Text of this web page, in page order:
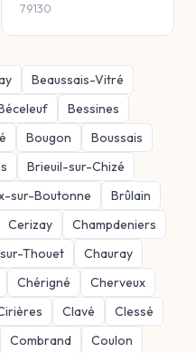
79130
Beaussais-Vitré
Bessines
Bougon
Boussais
Brieuil-sur-Chizé
sur-Boutonne
Brûlain
Cerizay
Champdeniers
Thouet
Chauray
Chérigné
Cherveux
Clavé
Clessé
Combrand
Coulon